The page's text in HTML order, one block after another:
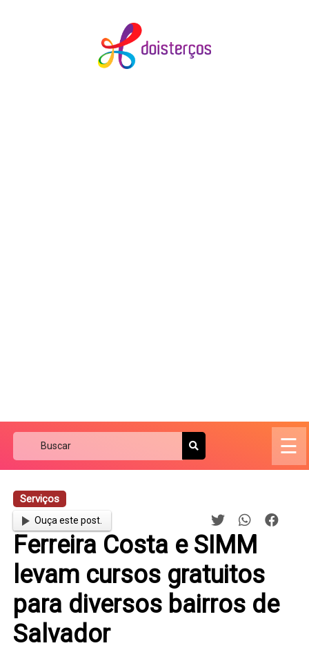
☰
Serviços
Ouça este post.
Ferreira Costa e SIMM
levam cursos gratuitos
para diversos bairros de
Salvador